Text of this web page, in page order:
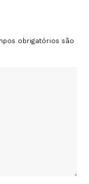
obrigatórios são